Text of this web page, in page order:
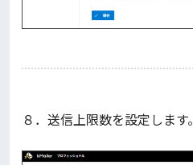
８．送信上限数を設定します。